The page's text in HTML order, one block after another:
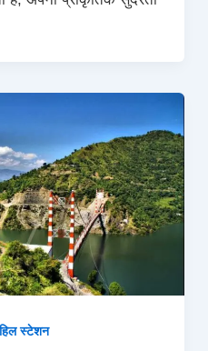
स्टेशन